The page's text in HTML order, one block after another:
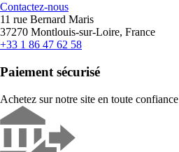
Contactez-nous
11 rue Bernard Maris
37270 Montlouis-sur-Loire, France
+33 1 86 47 62 58
Paiement sécurisé
Achetez sur notre site en toute confiance